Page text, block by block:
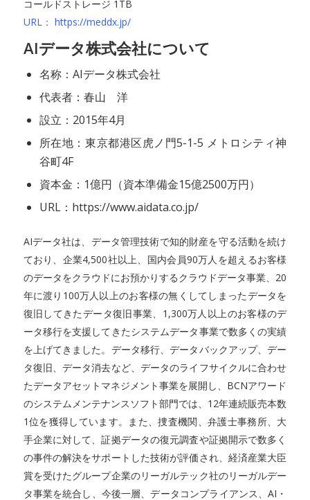
コールドストレージ 1TB
URL： https://meddx.jp/
AIデータ株式会社について
名称：AIデータ株式会社
代表者：春山 洋
設立：2015年4月
所在地：東京都港区虎ノ門5-1-5 メトロシティ神
谷町4F
資本金：1億円（資本準備金15億2500万円）
URL：https://www.aidata.co.jp/
AIデータ社は、データ管理技術で知的財産を守る活動を続け
ており、企業4,500社以上、国内会員90万人を超えるお客様
のデータをクラウドにお預かりするクラウドデータ事業、20
年に渡り100万人以上のお客様の無くしてしまったデータを
復旧してきたデータ復旧事業、1,300万人以上のお客様のデ
ータ移行を支援してきたシステムデータ事業で数多くの実績
を上げてきました。データ移行、データバックアップ、デー
タ復旧、データ消去など、データのライフサイクルに合わせ
たデータアセットマネジメント事業を展開し、BCNアワード
のシステムメンテナンスソフト部門では、12年連続販売本数
1位を獲得しています。また、捜査機関、弁護士事務所、大
手企業に対して、証拠データの復元調査や証拠開示で数多く
の事件の解決をサポートした技術が評価され、経済産業大臣
賞を受けたグループ企業のリーガルテック社のリーガルデー
タ事業を統合し、今後一層、データコンプライアンス、AI・